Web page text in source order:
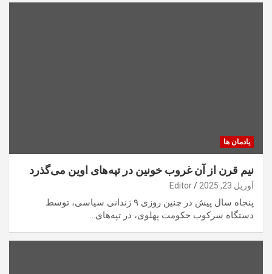
یادمان ها
نیم قرن از آن غروب خونین در تپه‌های اوین می‌گذرد
آوریل 23, 2025 Editor
پنجاه سال پیش در چنین روزی ۹ زندانی سیاسی، توسط
دستگاه سرکوب حکومت پهلوی، در تپه‌های…